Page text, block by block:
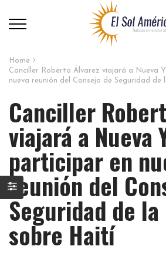
Home
Canciller Roberto Álvarez viajará a Nueva
nueva reunión del Consejo de Seguridad
Canciller
viajará a Nueva
participar en
reunión del
Seguridad de la
sobre Haití